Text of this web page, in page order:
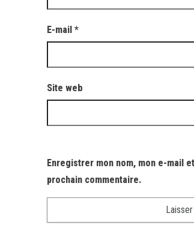
E-mail*
Site web
Enregistrer mon nom, mon e-mail
prochain commentaire.